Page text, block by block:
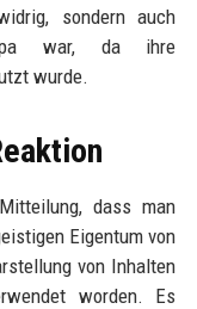
sondern auch
war, da ihre
wurde.
dass man
Eigentum von
von Inhalten
worden. Es